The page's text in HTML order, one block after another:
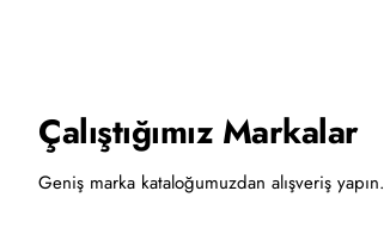
Çalıştığımız Markalar
Geniş marka kataloğumuzdan alışveriş yapın.